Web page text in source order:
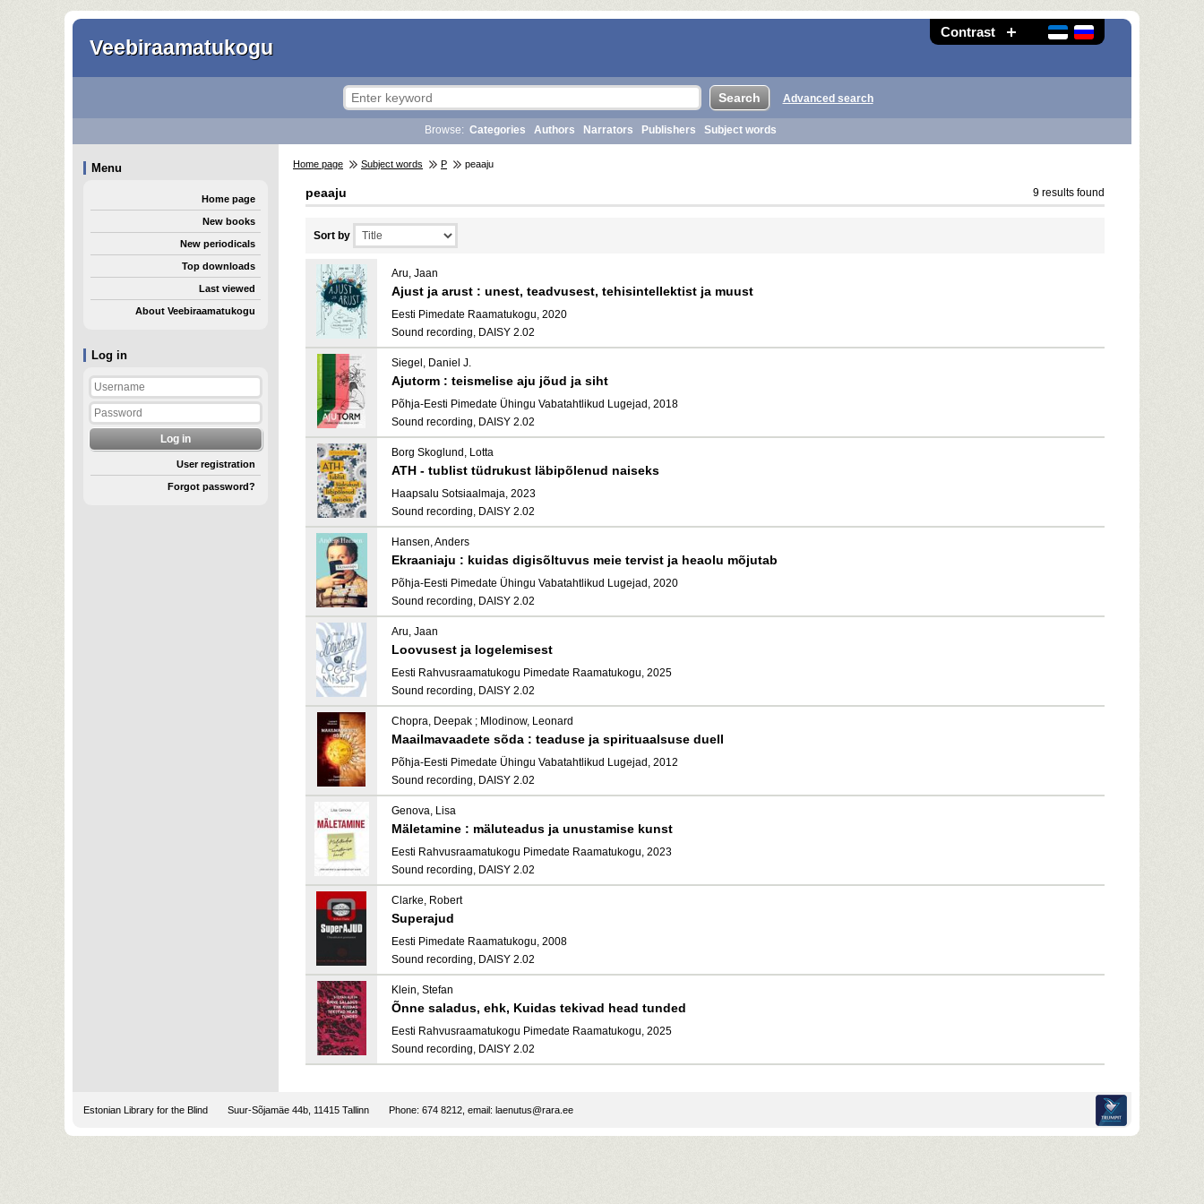
Contrast
Veebiraamatukogu
Log in
User registration
Forgot password?
Advanced search
Browse: Categories Authors Narrators Publishers Subject words
Menu
Home page
New books
New periodicals
Top downloads
Last viewed
About Veebiraamatukogu
Home page Subject words P peaaju
peaaju 9 results found
Sort by
Aru, Jaan
Ajust ja arust : unest, teadvusest, tehisintellektist ja muust
Eesti Pimedate Raamatukogu, 2020
Sound recording, DAISY 2.02
Siegel, Daniel J.
Ajutorm : teismelise aju jõud ja siht
Põhja-Eesti Pimedate Ühingu Vabatahtlikud Lugejad, 2018
Sound recording, DAISY 2.02
Borg Skoglund, Lotta
ATH - tublist tüdrukust läbipõlenud naiseks
Haapsalu Sotsiaalmaja, 2023
Sound recording, DAISY 2.02
Hansen, Anders
Ekraaniaju : kuidas digisõltuvus meie tervist ja heaolu mõjutab
Põhja-Eesti Pimedate Ühingu Vabatahtlikud Lugejad, 2020
Sound recording, DAISY 2.02
Aru, Jaan
Loovusest ja logelemisest
Eesti Rahvusraamatukogu Pimedate Raamatukogu, 2025
Sound recording, DAISY 2.02
Chopra, Deepak ; Mlodinow, Leonard
Maailmavaadete sõda : teaduse ja spirituaalsuse duell
Põhja-Eesti Pimedate Ühingu Vabatahtlikud Lugejad, 2012
Sound recording, DAISY 2.02
Genova, Lisa
Mäletamine : mäluteadus ja unustamise kunst
Eesti Rahvusraamatukogu Pimedate Raamatukogu, 2023
Sound recording, DAISY 2.02
Clarke, Robert
Superajud
Eesti Pimedate Raamatukogu, 2008
Sound recording, DAISY 2.02
Klein, Stefan
Õnne saladus, ehk, Kuidas tekivad head tunded
Eesti Rahvusraamatukogu Pimedate Raamatukogu, 2025
Sound recording, DAISY 2.02
Estonian Library for the Blind Suur-Sõjamäe 44b, 11415 Tallinn Phone: 674 8212, email: laenutus@rara.ee